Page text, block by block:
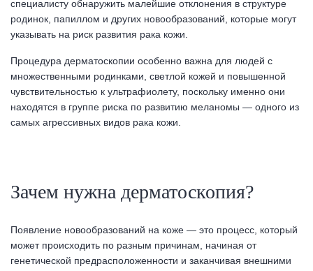
специалисту обнаружить малейшие отклонения в структуре
родинок, папиллом и других новообразований, которые могут
указывать на риск развития рака кожи.
Процедура дерматоскопии особенно важна для людей с
множественными родинками, светлой кожей и повышенной
чувствительностью к ультрафиолету, поскольку именно они
находятся в группе риска по развитию меланомы — одного из
самых агрессивных видов рака кожи.
Зачем нужна дерматоскопия?
Появление новообразований на коже — это процесс, который
может происходить по разным причинам, начиная от
генетической предрасположенности и заканчивая внешними